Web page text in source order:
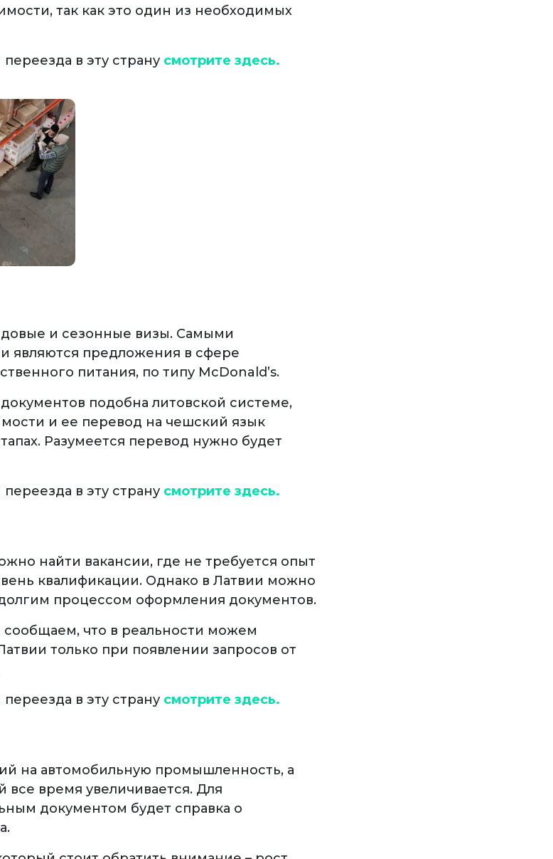
так как это один из необходимых
в эту страну смотрите здесь.
и сезонные визы. Самыми
являются предложения в сфере
питания, по типу McDonald’s.
подобна литовской системе,
и ее перевод на чешский язык
Разумеется перевод нужно будет
в эту страну смотрите здесь.
найти вакансии, где не требуется опыт
квалификации. Однако в Латвии можно
процессом оформления документов.
что в реальности можем
только при появлении запросов от
в эту страну смотрите здесь.
на автомобильную промышленность, а
все время увеличивается. Для
документом будет справка о